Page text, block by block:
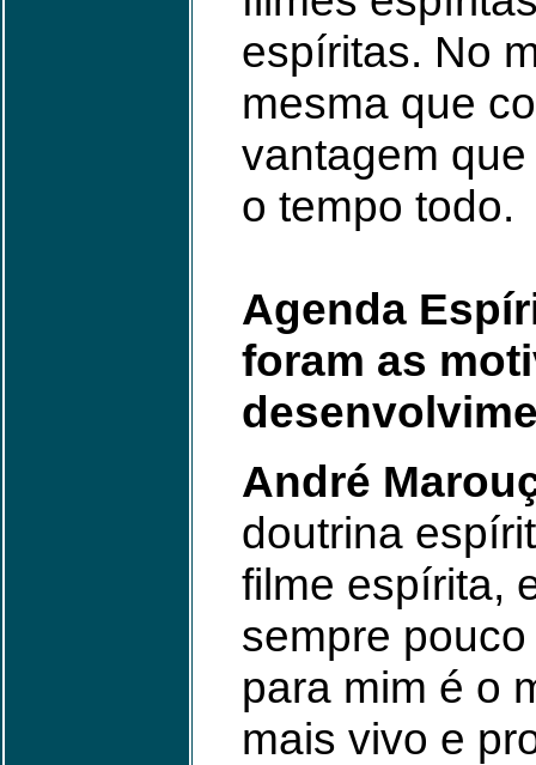
espíritas. No
mesma que
vantagem
o tempo todo.
Agenda
foram as
André
doutrina
filme espírita,
sempre
para mim é o
mais vivo e